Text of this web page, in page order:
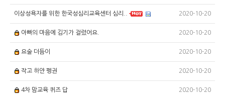
이상성욕자를 위한 한국성심리교육센터 심리.. 2020-10-20
아빠의 마음에 김기가 걸렸어요. 2020-10-20
요술 더듬이 2020-10-20
작고 하얀 펭권 2020-10-20
4차 맘교육 퀴즈 답 2020-10-20